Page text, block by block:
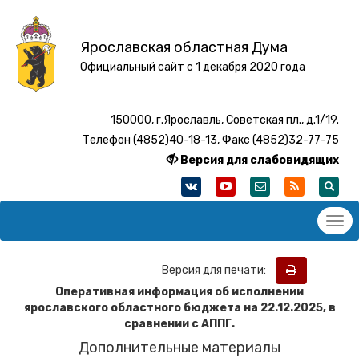
Ярославская областная Дума
Официальный сайт с 1 декабря 2020 года
150000, г.Ярославль, Советская пл., д.1/19.
Телефон (4852)40-18-13, Факс (4852)32-77-75
Версия для слабовидящих
Версия для печати:
Оперативная информация об исполнении
ярославского областного бюджета на 22.12.2025, в
сравнении с АППГ.
Дополнительные материалы